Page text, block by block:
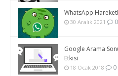
WhatsApp
30 Aralık 2021 0
Google Arama
Etkisi
18 Ocak 2018 0